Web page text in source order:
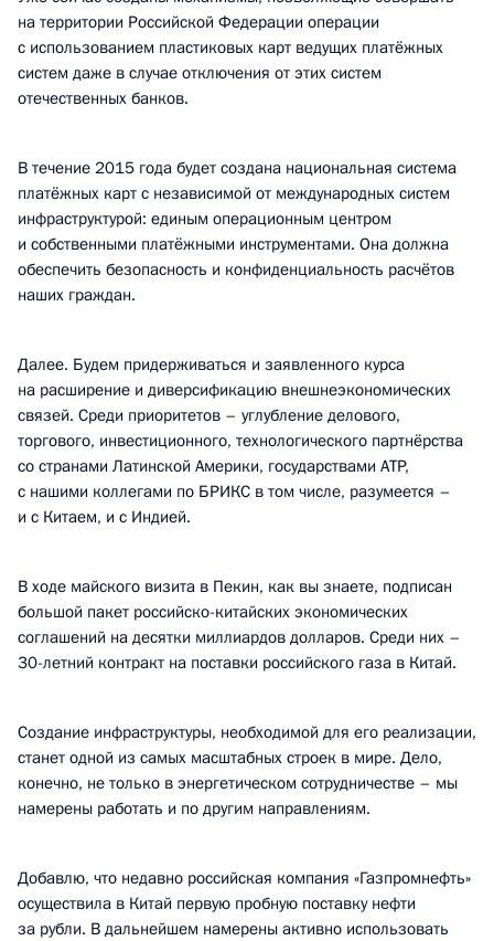
на территории Российской Федерации операции
с использованием пластиковых карт ведущих платёжных
систем даже в случае отключения от этих систем
отечественных банков.
В течение 2015 года будет создана национальная система
платёжных карт с независимой от международных систем
инфраструктурой: единым операционным центром
и собственными платёжными инструментами. Она должна
обеспечить безопасность и конфиденциальность расчётов
наших граждан.
Далее. Будем придерживаться и заявленного курса
на расширение и диверсификацию внешнеэкономических
связей. Среди приоритетов – углубление делового,
торгового, инвестиционного, технологического партнёрства
со странами Латинской Америки, государствами АТР,
с нашими коллегами по БРИКС в том числе, разумеется –
и с Китаем, и с Индией.
В ходе майского визита в Пекин, как вы знаете, подписан
большой пакет российско-китайских экономических
соглашений на десятки миллиардов долларов. Среди них –
30-летний контракт на поставки российского газа в Китай.
Создание инфраструктуры, необходимой для его реализации,
станет одной из самых масштабных строек в мире. Дело,
конечно, не только в энергетическом сотрудничестве – мы
намерены работать и по другим направлениям.
Добавлю, что недавно российская компания «Газпромнефть»
осуществила в Китай первую пробную поставку нефти
за рубли. В дальнейшем намерены активно использовать